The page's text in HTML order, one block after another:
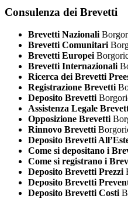
Consulenza dei Brevetti
Brevetti Nazionali
Brevetti Comunitari
Brevetti Europei
Brevetti Internazionali
Ricerca dei Brevetti
Registrazione Brevetti
Deposito Brevetti
Assistenza Legale
Opposizione Brevetti
Rinnovo Brevetti
Deposito Brevetti
Come si depositano i
Come si registrano i
Deposito Brevetti Prezzi
Deposito Brevetti
Deposito Brevetti Costi